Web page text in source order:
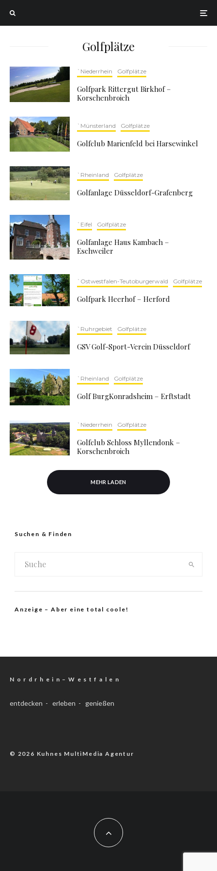
Golfplätze
`Niederrhein Golfplätze
Golfpark Rittergut Birkhof –
Korschenbroich
`Münsterland Golfplätze
Golfclub Marienfeld bei Harsewinkel
`Rheinland Golfplätze
Golfanlage Düsseldorf-Grafenberg
`Eifel Golfplätze
Golfanlage Haus Kambach –
Eschweiler
`Ostwestfalen-Teutoburgerwald Golfplätze
Golfpark Heerhof – Herford
`Ruhrgebiet Golfplätze
GSV Golf-Sport-Verein Düsseldorf
`Rheinland Golfplätze
Golf BurgKonradsheim – Erftstadt
`Niederrhein Golfplätze
Golfclub Schloss Myllendonk –
Korschenbroich
MEHR LADEN
Suchen & Finden
Anzeige – Aber eine total coole!
N o r d r h e i n – W e s t f a l e n
entdecken - erleben - genießen
© 2026 Kuhnes MultiMedia Agentur